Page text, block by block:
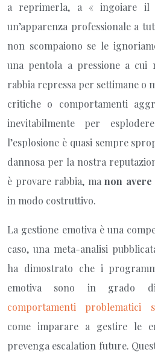
a reprimerla, a « ingoiare il
un’apparenza professionale a
non scompaiono se le
una pentola a pressione a cui
rabbia repressa per settimane o
critiche o comportamenti
inevitabilmente per
l’esplosione è quasi sempre
dannosa per la nostra
è provare rabbia, manon
in modo costruttivo.
La gestione emotiva è una
caso, una meta-analisi
ha dimostrato che i
emotiva sono in grado
comportamenti problematici
come imparare a gestire le
prevenga escalation future.